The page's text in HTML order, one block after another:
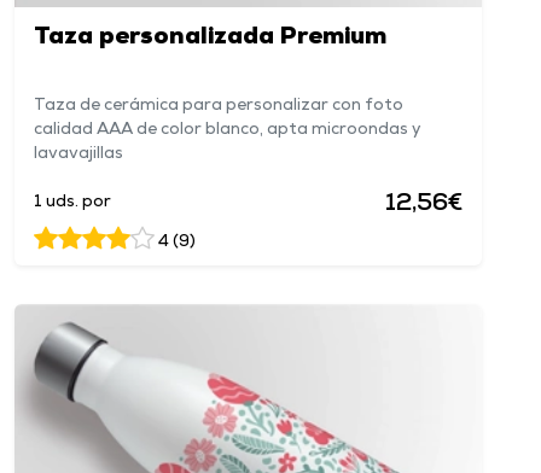
Taza personalizada Premium
Taza de cerámica para personalizar con foto
calidad AAA de color blanco, apta microondas y
lavavajillas
1 uds. por 12,56€
4 (9)